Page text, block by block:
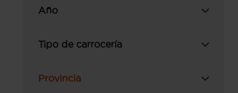
Año
Tipo de carrocería
Provincia